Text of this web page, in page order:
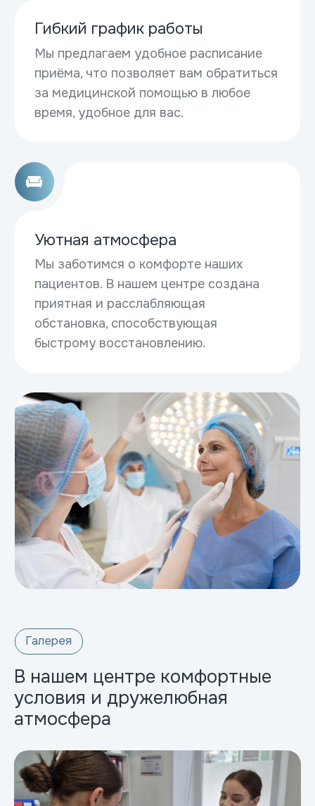
В нашем центре комфортные
условия и дружелюбная
атмосфера
Больше специалистов
Запись на приём
Запишитесь
на приём к врачу
Оставьте заявку, мы свяжемся с вами
в ближайшее время и запишем вас
на удобное время.
Записаться на приём
Контакты